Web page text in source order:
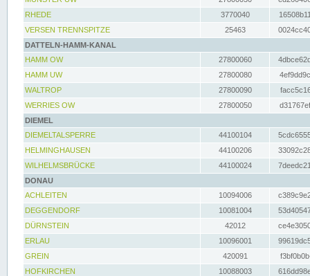
RHEDE
3770040
VERSEN TRENNSPITZE
25463
DATTELN-HAMM-KANAL
HAMM OW
27800060
HAMM UW
27800080
WALTROP
27800090
WERRIES OW
27800050
DIEMEL
DIEMELTALSPERRE
44100104
HELMINGHAUSEN
44100206
WILHELMSBRÜCKE
44100024
DONAU
ACHLEITEN
10094006
DEGGENDORF
10081004
DÜRNSTEIN
42012
ERLAU
10096001
GREIN
420091
HOFKIRCHEN
10088003